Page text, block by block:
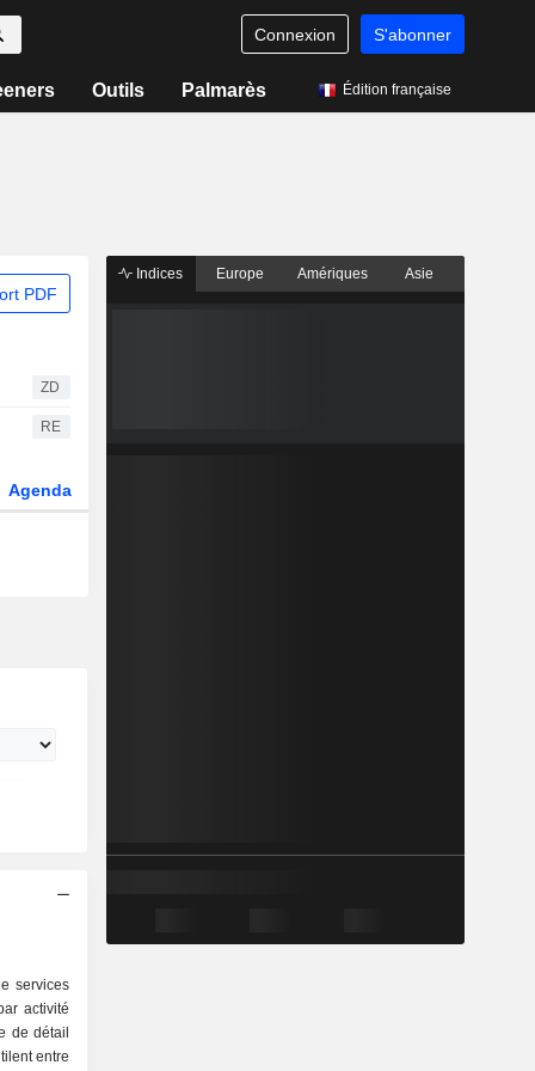
Connexion S'abonner
Outils Palmarès Édition française
PDF
ZD
RE
Agenda
services
activité
entre
Indices Europe Amériques Asie